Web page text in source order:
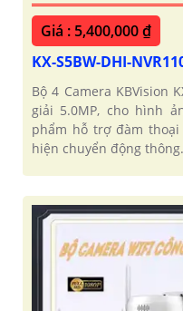
Giá : 5,400,000 ₫
KX-S5BW-DHI-
Bộ 4 Camera KBVision
giải 5.0MP, cho hình
phẩm hỗ trợ đàm
hiện chuyển động